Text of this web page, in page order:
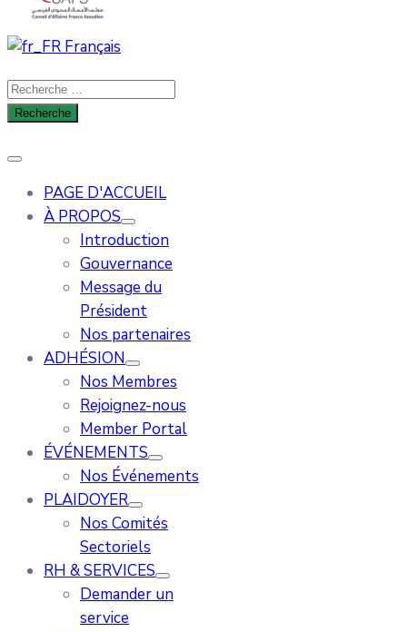
Français
PAGE D'ACCUEIL
À PROPOS
Introduction
Gouvernance
Message du
Président
Nos partenaires
ADHÉSION
Nos Membres
Rejoignez-nous
Member Portal
ÉVÉNEMENTS
Nos Événements
PLAIDOYER
Nos Comités
Sectoriels
RH & SERVICES
Demander un
service